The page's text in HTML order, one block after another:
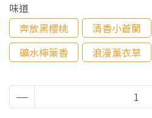
味道
奔放黑櫻桃
清香小蒼蘭
礦水檸葉香
浪漫薰衣草